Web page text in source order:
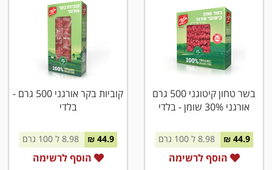
בשר טחון קיטוגני 500 גרם
אורגני 30% שומן - בלדי
44.9 ₪ 8.98 ל 100 גרם
הוסף לרשימה
קוביות בקר אורגני 500 גרם -
בלדי
44.9 ₪ 8.98 ל 100 גרם
הוסף לרשימה